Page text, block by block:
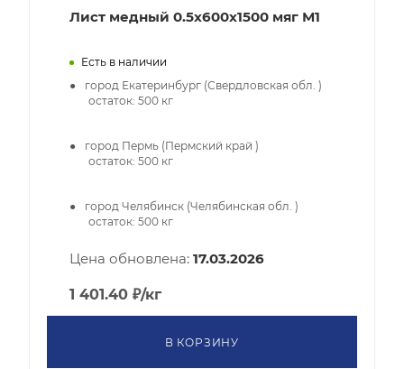
Лист медный 0.5х600х1500 мяг М1
Есть в наличии
город Екатеринбург (Свердловская обл. )
остаток: 500 кг
город Пермь (Пермский край )
остаток: 500 кг
город Челябинск (Челябинская обл. )
остаток: 500 кг
Цена обновлена: 17.03.2026
1 401.40 ₽/кг
В КОРЗИНУ